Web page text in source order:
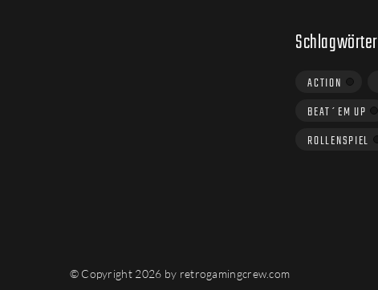
Schlagwörter
ACTION
BEAT´EM UP
ROLLENSPIEL
© Copyright 2026 by retrogamingcrew.com